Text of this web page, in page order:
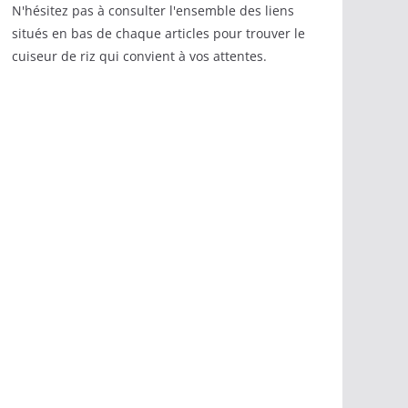
N'hésitez pas à consulter l'ensemble des liens
situés en bas de chaque articles pour trouver le
cuiseur de riz qui convient à vos attentes.